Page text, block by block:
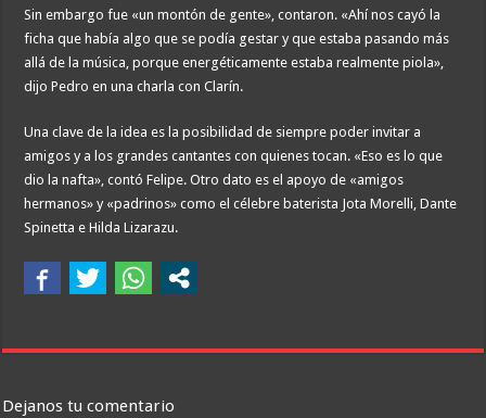
Sin embargo fue «un montón de gente», contaron. «Ahí nos cayó la
ficha que había algo que se podía gestar y que estaba pasando más
allá de la música, porque energéticamente estaba realmente piola»,
dijo Pedro en una charla con Clarín.
Una clave de la idea es la posibilidad de siempre poder invitar a
amigos y a los grandes cantantes con quienes tocan. «Eso es lo que
dio la nafta», contó Felipe. Otro dato es el apoyo de «amigos
hermanos» y «padrinos» como el célebre baterista Jota Morelli, Dante
Spinetta e Hilda Lizarazu.
Dejanos tu comentario